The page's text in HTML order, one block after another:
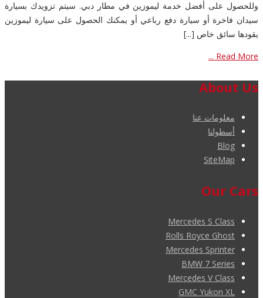
وللحصول على أفضل خدمة ليموزين في مطار دبي. سيتم تزويدك بسيارة
سيدان فاخرة أو سيارة دفع رباعي أو يمكنك الحصول على سيارة ليموزين
يقودها سائق خاص [...]
Read More ...
About Us
معلومات عنا
أسطولنا
Blog
SiteMap
Our Cars
Mercedes S Class
Rolls Royce Ghost
Mercedes Sprinter
BMW 7 Series
Mercedes V Class
GMC Yukon XL